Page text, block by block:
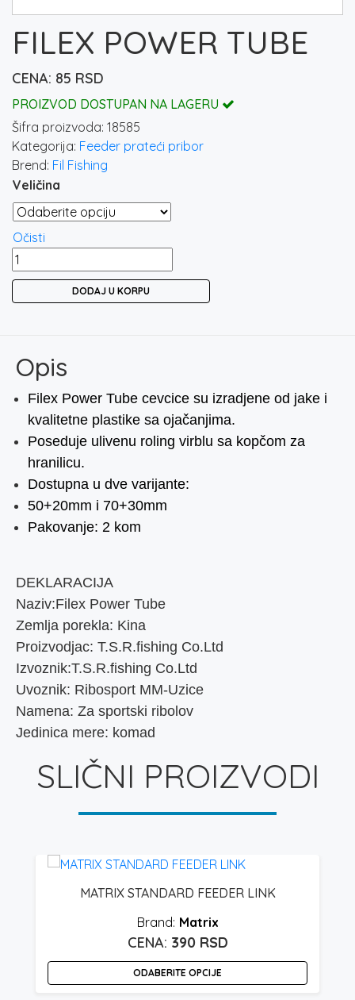
FILEX POWER TUBE
85 RSD
PROIZVOD DOSTUPAN NA LAGERU
Šifra proizvoda: 18585
Kategorija: Feeder prateći pribor
Brend: Fil Fishing
Veličina
Očisti
FILEX
POWER
DODAJ U KORPU
Opis
Filex Power Tube cevcice su izradjene od jake i
kvalitetne plastike sa ojačanjima.
Poseduje ulivenu roling virblu sa kopčom za
hranilicu.
Dostupna u dve varijante:
50+20mm i 70+30mm
Pakovanje: 2 kom
DEKLARACIJA
Naziv:Filex Power Tube
Zemlja porekla: Kina
Proizvodjac: T.S.R.fishing Co.Ltd
Izvoznik:T.S.R.fishing Co.Ltd
Uvoznik: Ribosport MM-Uzice
Namena: Za sportski ribolov
Jedinica mere: komad
SLIČNI PROIZVODI
MATRIX STANDARD FEEDER LINK
Matrix
390 RSD
ODABERITE OPCIJE